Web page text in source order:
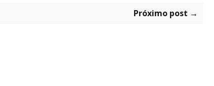
Próximo post →